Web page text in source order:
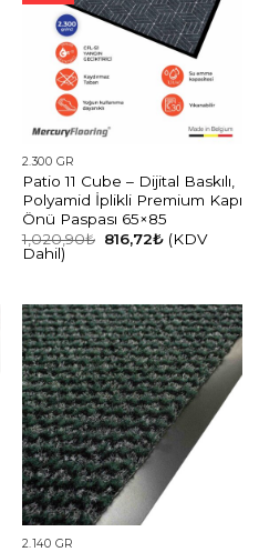
2.300 GR
Patio 11 Cube – Dijital Baskılı,
Polyamid İplikli Premium Kapı
Önü Paspası 65×85
1,020,90₺ Orijinal
fiyat:
816,72₺Şu
andaki
(KDV
Dahil)
2.140 GR